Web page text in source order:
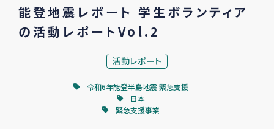
能登地震レポート 学生ボランティア
の活動レポートVol.2
活動レポート
令和6年能登半島地震 緊急支援
日本
緊急支援事業